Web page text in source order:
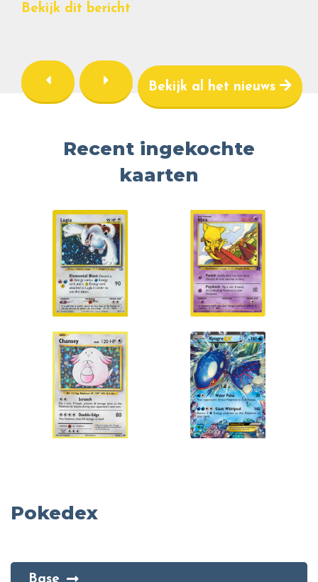
Bekijk dit bericht
Bekijk al het nieuws
Recent ingekochte
kaarten
Pokedex
Base